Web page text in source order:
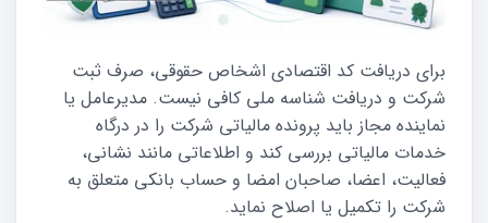
برای دریافت کد اقتصادی اشخاص حقوقی، صرف ثبت
شرکت و دریافت شناسه ملی کافی نیست. مدیرعامل یا
نماینده مجاز باید پرونده مالیاتی شرکت را در درگاه
خدمات مالیاتی بررسی کند و اطلاعاتی مانند نشانی،
فعالیت، اعضا، صاحبان امضا و حساب بانکی متعلق به
شرکت را تکمیل یا اصلاح نماید.